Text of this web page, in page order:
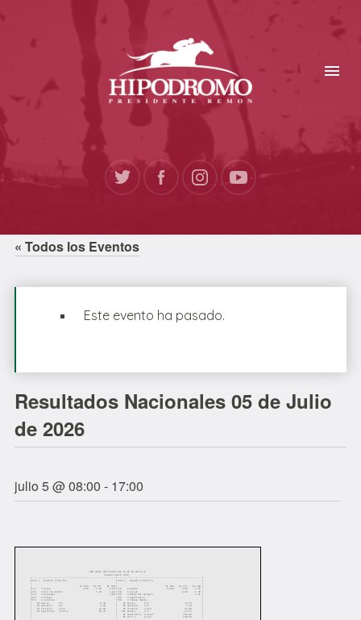
« Todos los Eventos
Este evento ha pasado.
Resultados Nacionales 05 de Julio
de 2026
julio 5 @ 08:00 - 17:00